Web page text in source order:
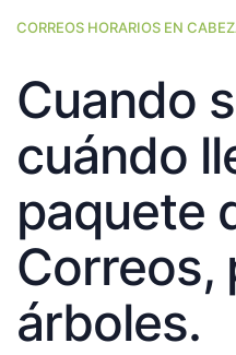
CORREOS HORARIOS EN
Cuando
cuándo
paquete
Correos,
árboles.